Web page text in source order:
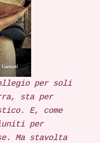
per soli
sta per
E, come
per
Ma stavolta